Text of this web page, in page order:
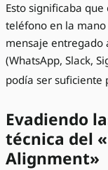
Esto significaba
teléfono en la
mensaje entregado
(WhatsApp, Slack,
podía ser
Evadiendo
técnica del
Alignment»